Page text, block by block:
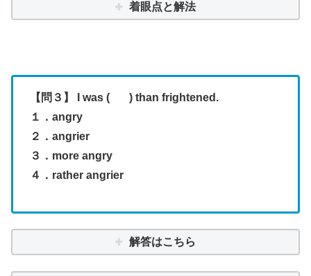
着眼点と解法
【問３】 I was ( ) than frightened.
１．angry
２．angrier
３．more angry
４．rather angrier
解答はこちら